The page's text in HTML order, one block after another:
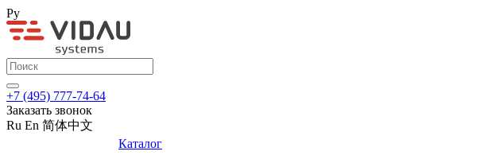
Ру
+7 (495) 777-74-64
Заказать звонок
Ru En 简体中文
Каталог